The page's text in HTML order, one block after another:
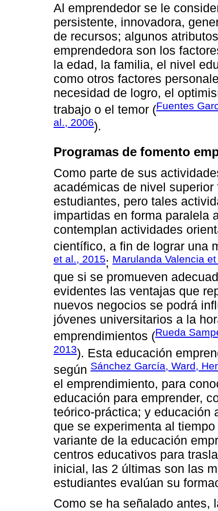
Al emprendedor se le
persistente, innovadora,
de recursos; algunos
emprendedora son los
la edad, la familia, el nivel
como otros factores
necesidad de logro, el
trabajo o el temor (Fuentes
al., 2006).
Programas de fomento
Como parte de sus
académicas de nivel
estudiantes, pero tales
impartidas en forma paralela
contemplan actividades
científico, a fin de lograr una
et al., 2015; Marulanda Valencia
que si se promueven
evidentes las ventajas que
nuevos negocios se podrá
jóvenes universitarios a la
emprendimientos (Rueda
2013). Esta educación
según Sánchez García, Ward,
el emprendimiento, para
educación para emprender,
teórico-práctica; y educación
que se experimenta al
variante de la educación
centros educativos para
inicial, las 2 últimas son las
estudiantes evalúan su
Como se ha señalado antes,